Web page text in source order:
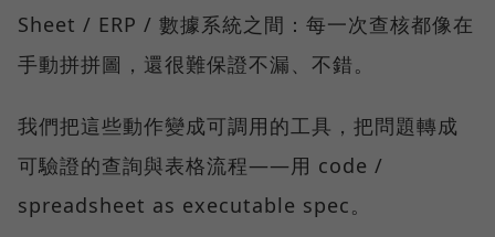
Sheet / ERP / 數據系統之間：每一次查核都像在
手動拼拼圖，還很難保證不漏、不錯。
我們把這些動作變成可調用的工具，把問題轉成
可驗證的查詢與表格流程——用 code /
spreadsheet as executable spec。